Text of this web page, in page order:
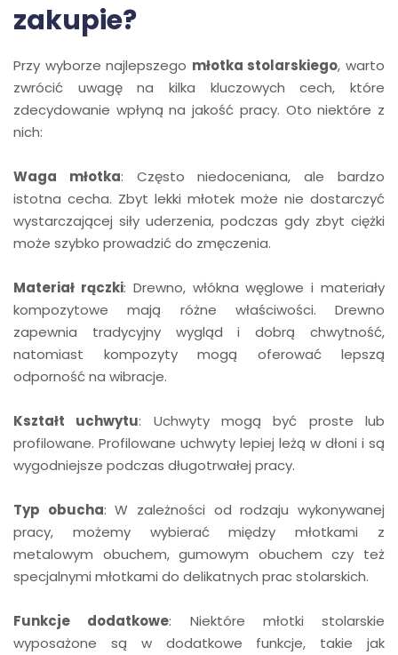
zakupie?
Przy wyborze najlepszego młotka stolarskiego, warto
zwrócić uwagę na kilka kluczowych cech, które
zdecydowanie wpłyną na jakość pracy. Oto niektóre z
nich:
Waga młotka: Często niedoceniana, ale bardzo
istotna cecha. Zbyt lekki młotek może nie dostarczyć
wystarczającej siły uderzenia, podczas gdy zbyt ciężki
może szybko prowadzić do zmęczenia.
Materiał rączki: Drewno, włókna węglowe i materiały
kompozytowe mają różne właściwości. Drewno
zapewnia tradycyjny wygląd i dobrą chwytność,
natomiast kompozyty mogą oferować lepszą
odporność na wibracje.
Kształt uchwytu: Uchwyty mogą być proste lub
profilowane. Profilowane uchwyty lepiej leżą w dłoni i są
wygodniejsze podczas długotrwałej pracy.
Typ obucha: W zależności od rodzaju wykonywanej
pracy, możemy wybierać między młotkami z
metalowym obuchem, gumowym obuchem czy też
specjalnymi młotkami do delikatnych prac stolarskich.
Funkcje dodatkowe: Niektóre młotki stolarskie
wyposażone są w dodatkowe funkcje, takie jak